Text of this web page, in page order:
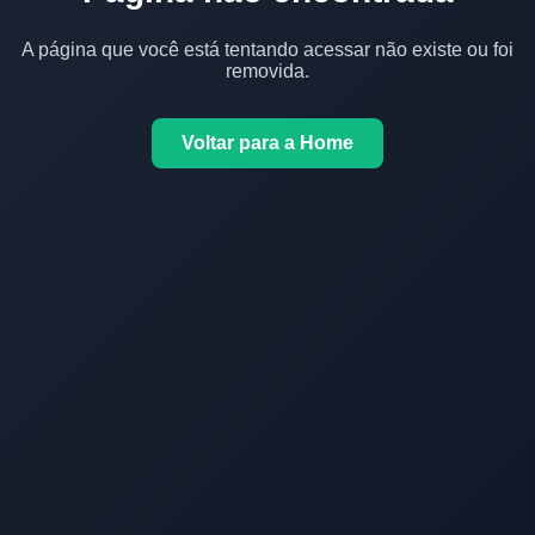
A página que você está tentando acessar não existe ou foi
removida.
Voltar para a Home